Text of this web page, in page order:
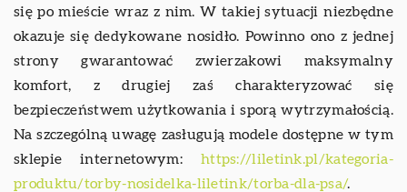
się po mieście wraz z nim. W takiej sytuacji niezbędne
okazuje się dedykowane nosidło. Powinno ono z jednej
strony gwarantować zwierzakowi maksymalny
komfort, z drugiej zaś charakteryzować się
bezpieczeństwem użytkowania i sporą wytrzymałością.
Na szczególną uwagę zasługują modele dostępne w tym
sklepie internetowym: https://liletink.pl/kategoria-
produktu/torby-nosidelka-liletink/torba-dla-psa/.